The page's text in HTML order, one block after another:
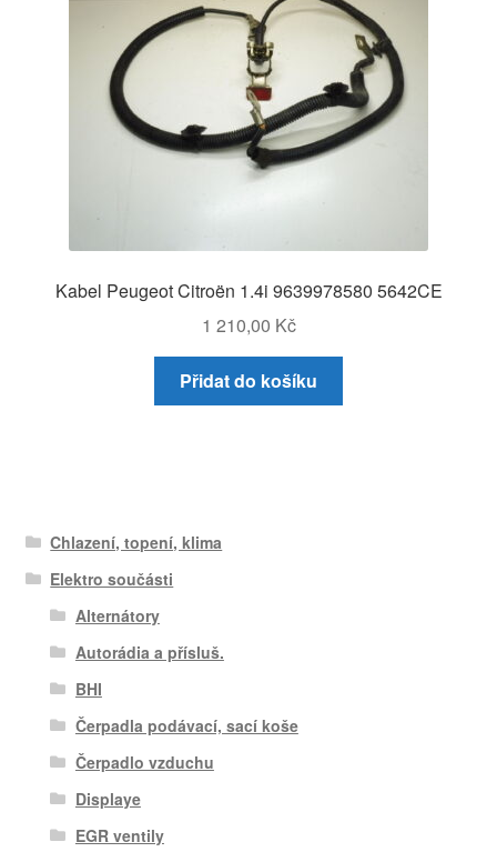
Kabel Peugeot Citroën 1.4i 9639978580 5642CE
1 210,00 Kč
Přidat do košíku
Chlazení, topení, klima
Elektro součásti
Alternátory
Autorádia a přísluš.
BHI
Čerpadla podávací, sací koše
Čerpadlo vzduchu
Displaye
EGR ventily